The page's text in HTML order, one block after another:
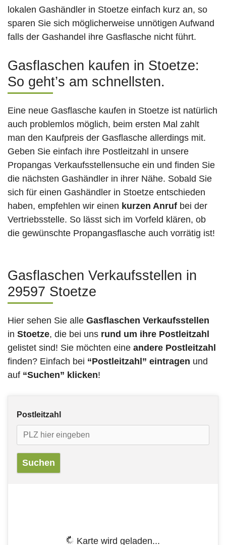
lokalen Gashändler in Stoetze einfach kurz an, so
sparen Sie sich möglicherweise unnötigen Aufwand
falls der Gashandel ihre Gasflasche nicht führt.
Gasflaschen kaufen in Stoetze:
So geht’s am schnellsten.
Eine neue Gasflasche kaufen in Stoetze ist natürlich
auch problemlos möglich, beim ersten Mal zahlt
man den Kaufpreis der Gasflasche allerdings mit.
Geben Sie einfach ihre Postleitzahl in unsere
Propangas Verkaufsstellensuche ein und finden Sie
die nächsten Gashändler in ihrer Nähe. Sobald Sie
sich für einen Gashändler in Stoetze entschieden
haben, empfehlen wir einen kurzen Anruf bei der
Vertriebsstelle. So lässt sich im Vorfeld klären, ob
die gewünschte Propangasflasche auch vorrätig ist!
Gasflaschen Verkaufsstellen in
29597 Stoetze
Hier sehen Sie alle Gasflaschen Verkaufsstellen
in Stoetze, die bei uns rund um ihre Postleitzahl
gelistet sind! Sie möchten eine andere Postleitzahl
finden? Einfach bei “Postleitzahl” eintragen und
auf “Suchen” klicken!
Postleitzahl
Karte wird geladen...